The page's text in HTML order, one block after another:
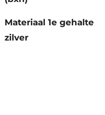
Materiaal 1e gehalte
zilver